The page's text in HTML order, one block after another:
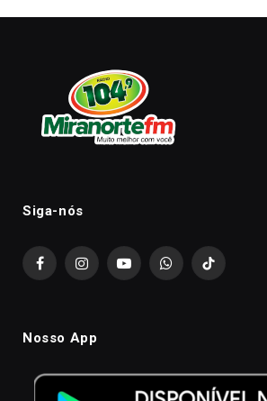
Siga-nós
FacebookInstagramYouTubeWhatsAppTikTok
Nosso App